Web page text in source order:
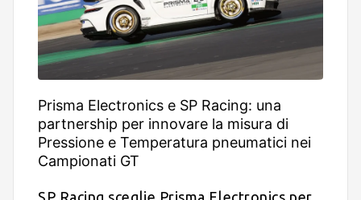
Prisma Electronics e SP Racing: una
partnership per innovare la misura di
Pressione e Temperatura pneumatici nei
Campionati GT
SP Racing sceglie Prisma Electronics per